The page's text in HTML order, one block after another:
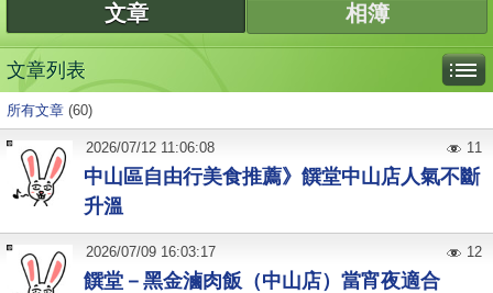
文章 相簿
文章列表
所有文章 (60)
中山區自由行美食推薦》饌堂中山店人氣不斷
升溫
2026/07/12 11:06:08 11
饌堂－黑金滷肉飯（中山店）當宵夜適合
2026/07/09 16:03:17 12